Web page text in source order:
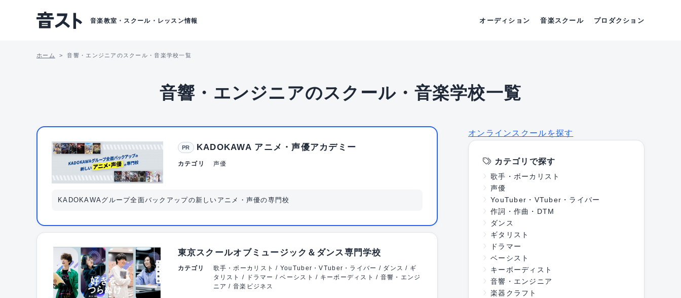
音楽教室・スクール・レッスン情報 オーディション 音楽スクール プロダクション
ホーム 音響・エンジニアのスクール・音楽学校一覧
音響・エンジニアのスクール・音楽学校一覧
PR KADOKAWA アニメ・声優アカデミー
カテゴリ 声優
KADOKAWAグループ全面バックアップの新しいアニメ・声優の専門校
東京スクールオブミュージック＆ダンス専門学校
カテゴリ
歌手・ボーカリスト / YouTuber・VTuber・ライバー / ダンス / ギ
タリスト / ドラマー / ベーシスト / キーボーディスト / 音響・エンジ
ニア / 音楽ビジネス
オンラインスクールを探す
カテゴリで探す
歌手・ボーカリスト
声優
YouTuber・VTuber・ライバー
作詞・作曲・DTM
ダンス
ギタリスト
ドラマー
ベーシスト
キーボーディスト
音響・エンジニア
楽器クラフト